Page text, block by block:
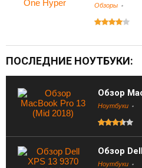
Обзоры
ПОСЛЕДНИЕ НОУТБУКИ:
Обзор
Ноутбуки
Обзор
Ноутбуки